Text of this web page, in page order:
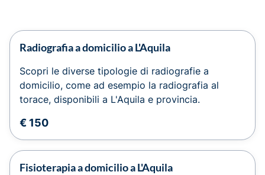
Radiografia a domicilio a L'Aquila
Scopri le diverse tipologie di radiografie a
domicilio, come ad esempio la radiografia al
torace, disponibili a L'Aquila e provincia.
€ 150
Fisioterapia a domicilio a L'Aquila